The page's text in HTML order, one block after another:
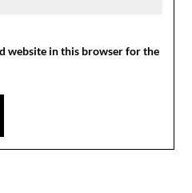
website in this browser for the